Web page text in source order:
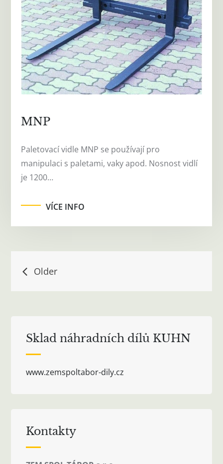
MNP
Paletovací vidle MNP se používají pro
manipulaci s paletami, vaky apod. Nosnost vidlí
je 1200…
VÍCE INFO
Navigace
Older
Sklad náhradních dílů KUHN
www.zemspoltabor-dily.cz
Kontakty